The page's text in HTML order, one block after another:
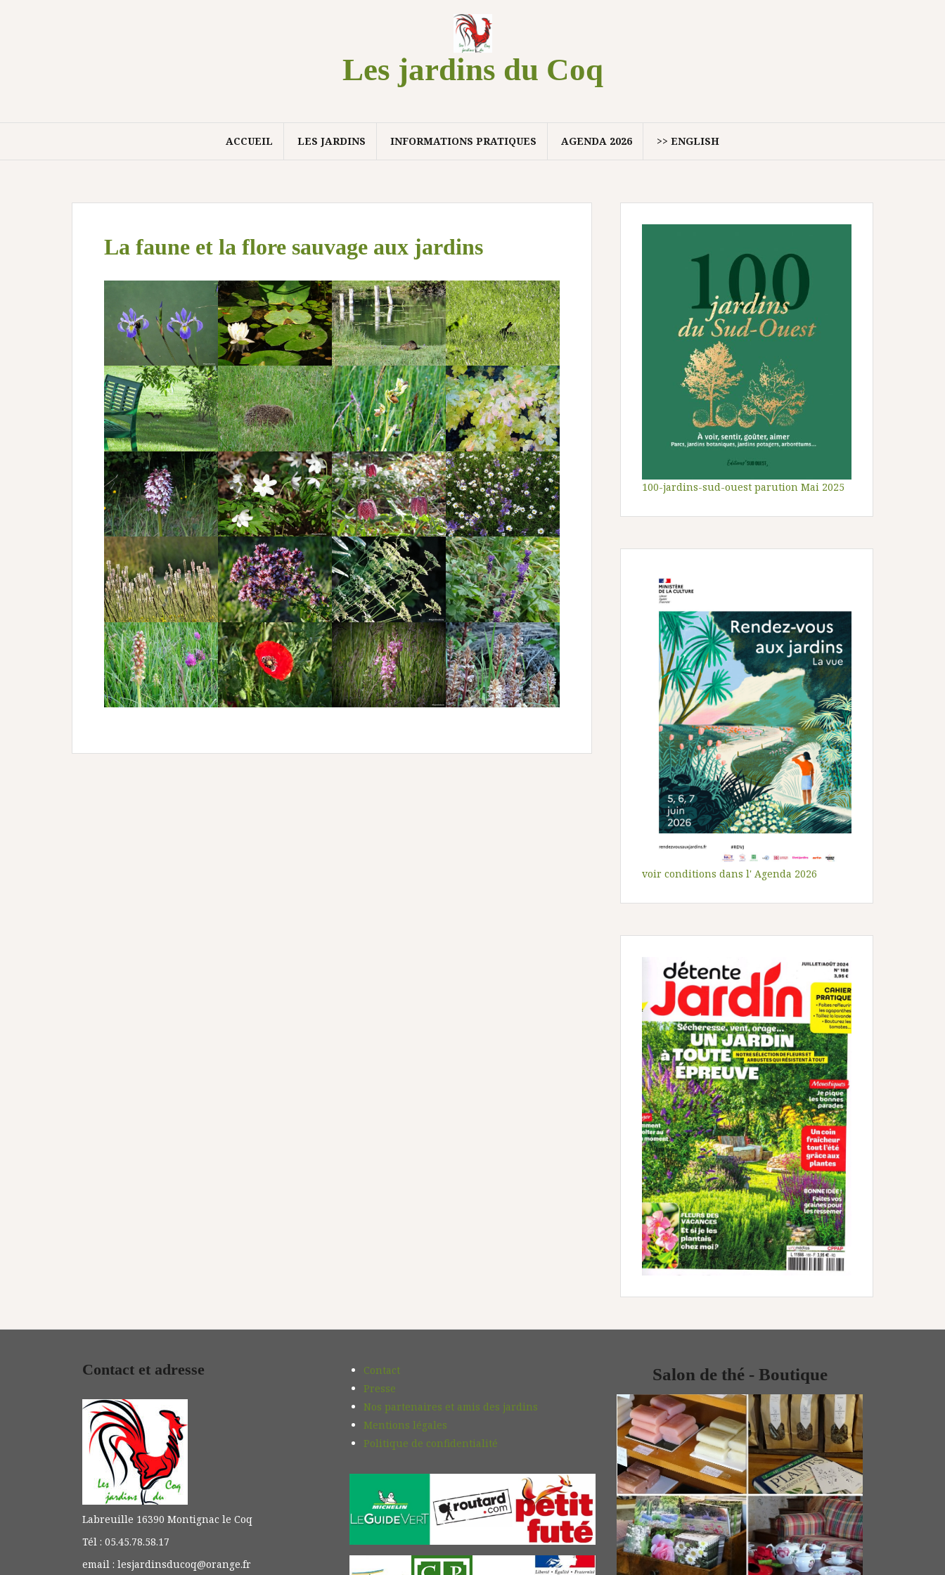
Les jardins du Coq
ACCUEIL LES JARDINS INFORMATIONS PRATIQUES AGENDA 2026 >> ENGLISH
La faune et la flore sauvage aux jardins
100-jardins-sud-ouest parution Mai 2025
voir conditions dans l' Agenda 2026
Contact et adresse
Labreuille 16390 Montignac le Coq
Tél : 05.45.78.58.17
email : lesjardinsducoq@orange.fr
Contact
Presse
Nos partenaires et amis des jardins
Mentions légales
Politique de confidentialité
Salon de thé - Boutique